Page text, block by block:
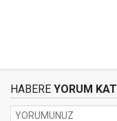
HABERE YORUM KAT